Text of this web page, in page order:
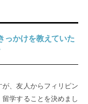
っかけを教えていた
、友人からフィリピン
学することを決めまし